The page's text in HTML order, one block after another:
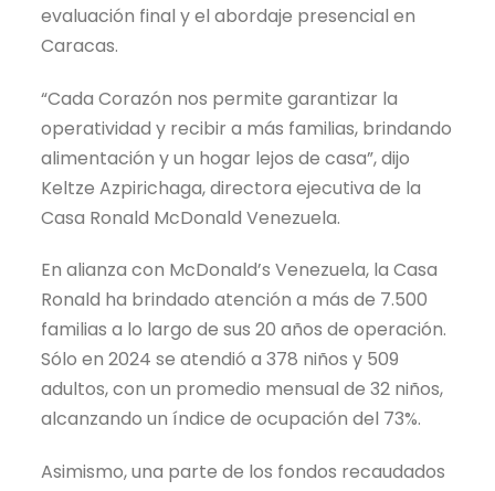
evaluación final y el abordaje presencial en
Caracas.
“Cada Corazón nos permite garantizar la
operatividad y recibir a más familias, brindando
alimentación y un hogar lejos de casa”, dijo
Keltze Azpirichaga, directora ejecutiva de la
Casa Ronald McDonald Venezuela.
En alianza con McDonald’s Venezuela, la Casa
Ronald ha brindado atención a más de 7.500
familias a lo largo de sus 20 años de operación.
Sólo en 2024 se atendió a 378 niños y 509
adultos, con un promedio mensual de 32 niños,
alcanzando un índice de ocupación del 73%.
Asimismo, una parte de los fondos recaudados